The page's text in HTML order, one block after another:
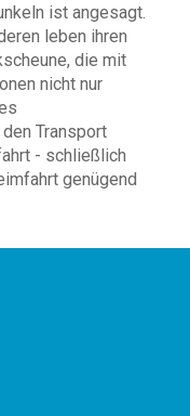
ist angesagt.
leben ihren
die mit
nicht nur
Transport
- schließlich
genügend